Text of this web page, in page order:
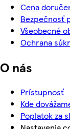
Cena
Bezpečnosť
Všeobecné
Ochrana
O nás
Prístupnosť
Kde
Poplatok za